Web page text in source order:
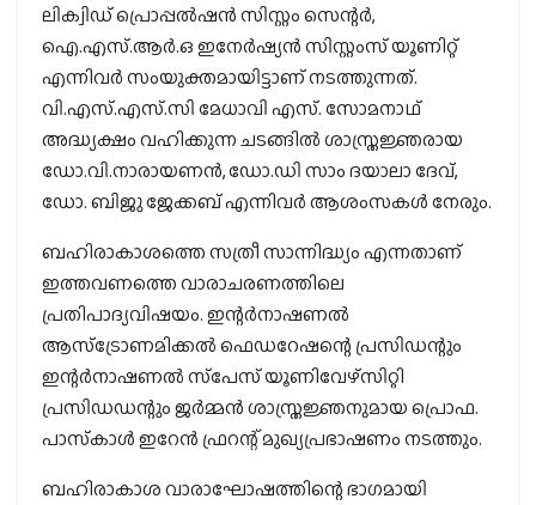
ലിക്വിഡ് പ്രൊപ്പൽഷൻ സിസ്റ്റം സെന്റർ,
ഐ.എസ്.ആർ.ഒ ഇനേർഷ്യൻ സിസ്റ്റംസ് യൂണിറ്റ്
എന്നിവർ സംയുക്തമായിട്ടാണ് നടത്തുന്നത്.
വി.എസ്.എസ്.സി മേധാവി എസ്. സോമനാഥ്
അദ്ധ്യക്ഷം വഹിക്കുന്ന ചടങ്ങിൽ ശാസ്ത്രജ്ഞരായ
ഡോ.വി.നാരായണൻ, ഡോ.ഡി സാം ദയാലാ ദേവ്,
ഡോ. ബിജു ജേക്കബ് എന്നിവർ ആശംസകൾ നേരും.
ബഹിരാകാശത്തെ സത്രീ സാന്നിദ്ധ്യം എന്നതാണ്
ഇത്തവണത്തെ വാരാചരണത്തിലെ
പ്രതിപാദ്യവിഷയം. ഇന്റർനാഷണൽ
ആസ്‌ട്രോണമിക്കൽ ഫെഡറേഷന്റെ പ്രസിഡന്റും
ഇന്റർനാഷണൽ സ്‌പേസ് യൂണിവേഴ്‌സിറ്റി
പ്രസിഡഡന്റും ജർമ്മൻ ശാസ്ത്രജ്ഞനുമായ പ്രൊഫ.
പാസ്‌കാൾ ഇറേൻ ഫ്രറന്റ് മുഖ്യപ്രഭാഷണം നടത്തും.
ബഹിരാകാശ വാരാഘോഷത്തിന്റെ ഭാഗമായി